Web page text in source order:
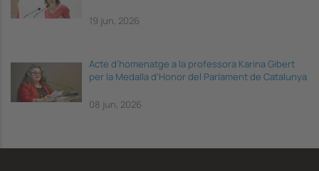
19 jun, 2026
Acte d’homenatge a la professora Karina Gibert
per la Medalla d’Honor del Parlament de Catalunya
08 jun, 2026